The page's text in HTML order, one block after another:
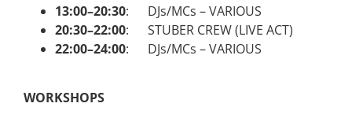
13:00–20:30: DJs/MCs – VARIOUS
20:30–22:00: STUBER CREW (LIVE ACT)
22:00–24:00: DJs/MCs – VARIOUS
WORKSHOPS